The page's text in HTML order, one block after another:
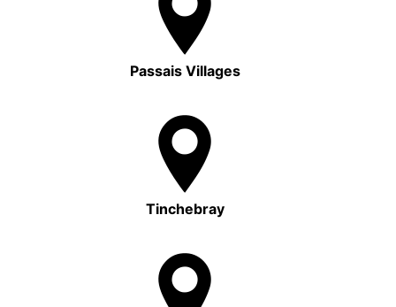
Passais Villages
Tinchebray